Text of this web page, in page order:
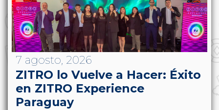
7 agosto, 2026
ZITRO lo Vuelve a Hacer: Éxito
en ZITRO Experience
Paraguay